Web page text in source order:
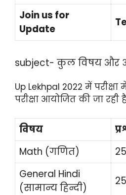
Join us for
Update
subject- कुल विषय और
Up Lekhpal 2022 में
परीक्षा आयोजित की जा रही
विषय
Math (गणित)
General Hindi
(सामान्य हिन्दी)